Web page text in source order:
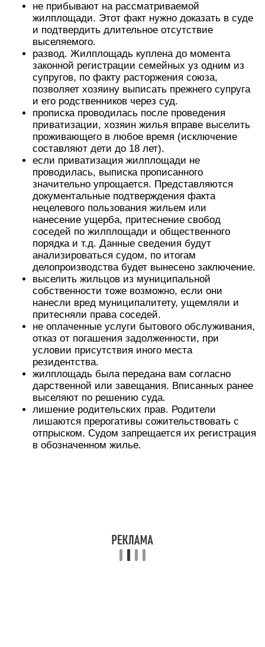
не прибывают на рассматриваемой
жилплощади. Этот факт нужно доказать в суде
и подтвердить длительное отсутствие
выселяемого.
развод. Жилплощадь куплена до момента
законной регистрации семейных уз одним из
супругов, по факту расторжения союза,
позволяет хозяину выписать прежнего супруга
и его родственников через суд.
прописка проводилась после проведения
приватизации, хозяин жилья вправе выселить
проживающего в любое время (исключение
составляют дети до 18 лет).
если приватизация жилплощади не
проводилась, выписка прописанного
значительно упрощается. Представляются
документальные подтверждения факта
нецелевого пользования жильем или
нанесение ущерба, притеснение свобод
соседей по жилплощади и общественного
порядка и т.д. Данные сведения будут
анализироваться судом, по итогам
делопроизводства будет вынесено заключение.
выселить жильцов из муниципальной
собственности тоже возможно, если они
нанесли вред муниципалитету, ущемляли и
притесняли права соседей.
не оплаченные услуги бытового обслуживания,
отказ от погашения задолженности, при
условии присутствия иного места
резидентства.
жилплощадь была передана вам согласно
дарственной или завещания. Вписанных ранее
выселяют по решению суда.
лишение родительских прав. Родители
лишаются прерогативы сожительствовать с
отпрыском. Судом запрещается их регистрация
в обозначенном жилье.